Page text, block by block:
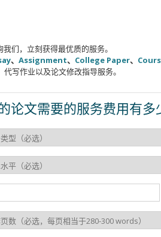
我们，立刻获得最优质的服务。
、 Assignment、 College Paper、
写作业以及论文修改指导服务。
论文需要的服务费用有多